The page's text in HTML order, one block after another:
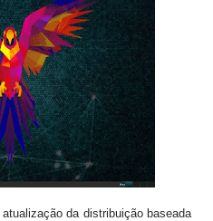
da distribuição baseada